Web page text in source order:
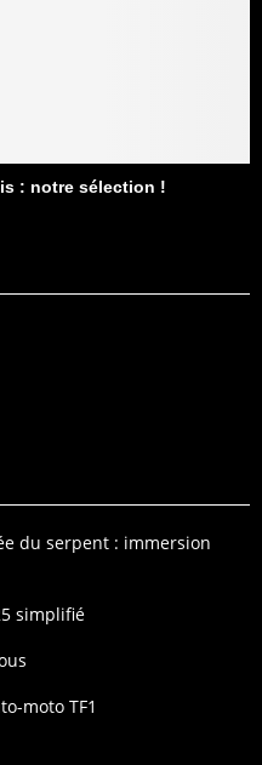
: notre sélection !
du serpent : immersion
simplifié
moto TF1